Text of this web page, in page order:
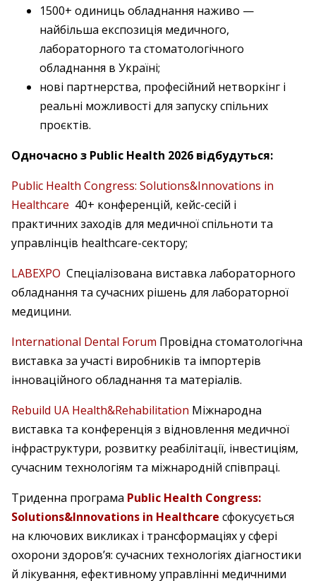
1500+ одиниць обладнання наживо —
найбільша експозиція медичного,
лабораторного та стоматологічного
обладнання в Україні;
нові партнерства, професійний нетворкінг і
реальні можливості для запуску спільних
проєктів.
Одночасно з Public Health 2026 відбудуться:
Public Health Congress: Solutions&Innovations in
Healthcare 40+ конференцій, кейс-сесій і
практичних заходів для медичної спільноти та
управлінців healthcare-сектору;
LABEXPO Спеціалізована виставка лабораторного
обладнання та сучасних рішень для лабораторної
медицини.
International Dental Forum Провідна стоматологічна
виставка за участі виробників та імпортерів
інноваційного обладнання та матеріалів.
Rebuild UA Health&Rehabilitation Міжнародна
виставка та конференція з відновлення медичної
інфраструктури, розвитку реабілітації, інвестиціям,
сучасним технологіям та міжнародній співпраці.
Триденна програма Public Health Congress:
Solutions&Innovations in Healthcare сфокусується
на ключових викликах і трансформаціях у сфері
охорони здоров’я: сучасних технологіях діагностики
й лікування, ефективному управлінні медичними